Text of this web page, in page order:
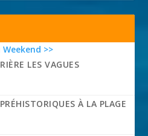
>>
LES VAGUES
À LA PLAGE